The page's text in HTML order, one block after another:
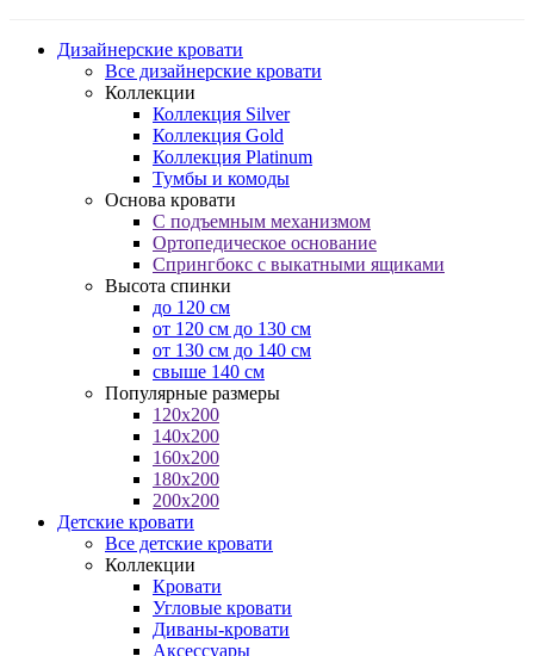
Дизайнерские кровати
Все дизайнерские кровати
Коллекции
Коллекция Silver
Коллекция Gold
Коллекция Platinum
Тумбы и комоды
Основа кровати
С подъемным механизмом
Ортопедическое основание
Спрингбокс с выкатными ящиками
Высота спинки
до 120 см
от 120 см до 130 см
от 130 см до 140 см
свыше 140 см
Популярные размеры
120x200
140x200
160x200
180x200
200x200
Детские кровати
Все детские кровати
Коллекции
Кровати
Угловые кровати
Диваны-кровати
Аксессуары